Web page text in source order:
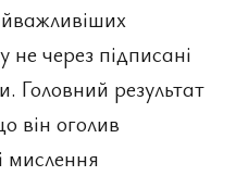
не через підписані
Головний результат
він оголив
мислення